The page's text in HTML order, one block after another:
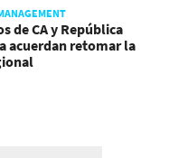
de CA y República
acuerdan retomar la